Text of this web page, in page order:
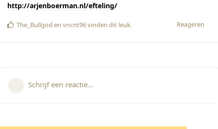
http://arjenboerman.nl/efteling/
Reageren
The_Bullgod en vncnt96vinden dit leuk.
Schrijf een reactie...